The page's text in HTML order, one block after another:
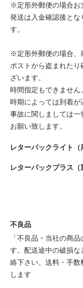
※定形外郵便の場合お
発送は入金確認後とな
す。
※定形外郵便の場合、
ポストから盗まれた
ざいます。
時間指定もできません。
時期によっては到着が
事故に関しましては
お願い致します。
レターパックライト
レターパックプラス
不良品
「不良品・当社の商
す。配送途中の破損
絡下さい。送料・手
します